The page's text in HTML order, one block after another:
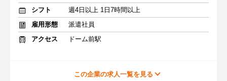
シフト
週4日以上 1日7時間以上
雇用形態
派遣社員
アクセス
ドーム前駅
この企業の求人一覧を見る